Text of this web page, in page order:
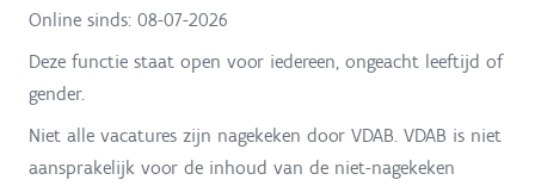
Online sinds: 08-07-2026
Deze functie staat open voor iedereen, ongeacht leeftijd of
gender.
Niet alle vacatures zijn nagekeken door VDAB. VDAB is niet
aansprakelijk voor de inhoud van de niet-nagekeken